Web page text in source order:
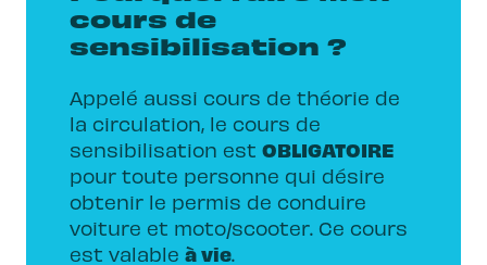
assurance/inscription/application
voiture
Echallens, Gland, Nyon, Yverdon, Morges,
Moudon, Payerne, Vevey, Neuchâtel et
Renens
Français
Condition : être âgé de 15 ans au
minimum et avoir un permis d'élève A1, A
Dangers et conséquences de la
conduite de véhicules automobiles
les accidents
Connaissance du véhicule (mécanique)
cours de
sensibilisation ?
Appelé aussi cours de théorie de
la circulation, le cours de
sensibilisation est OBLIGATOIRE
pour toute personne qui désire
obtenir le permis de conduire
voiture et moto/scooter. Ce cours
est valable à vie.